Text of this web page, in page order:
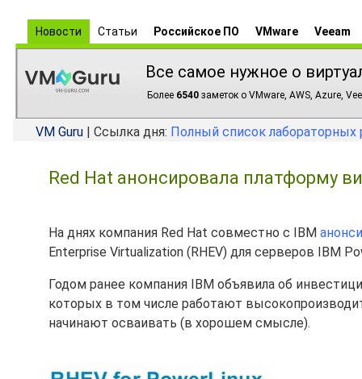
Новости Статьи Российское ПО VMware Veeam
Все самое нужное о
Более 6540 заметок о VMware, AWS, Azure,
VM Guru | Ссылка дня: Полный список лабораторных
Red Hat анонсировала платформу
На днях компания Red Hat совместно с IBM
Enterprise Virtualization (RHEV) для серверов IBM
Годом ранее компания IBM объявила об
которых в том числе работают
начинают осваивать (в хорошем смысле).